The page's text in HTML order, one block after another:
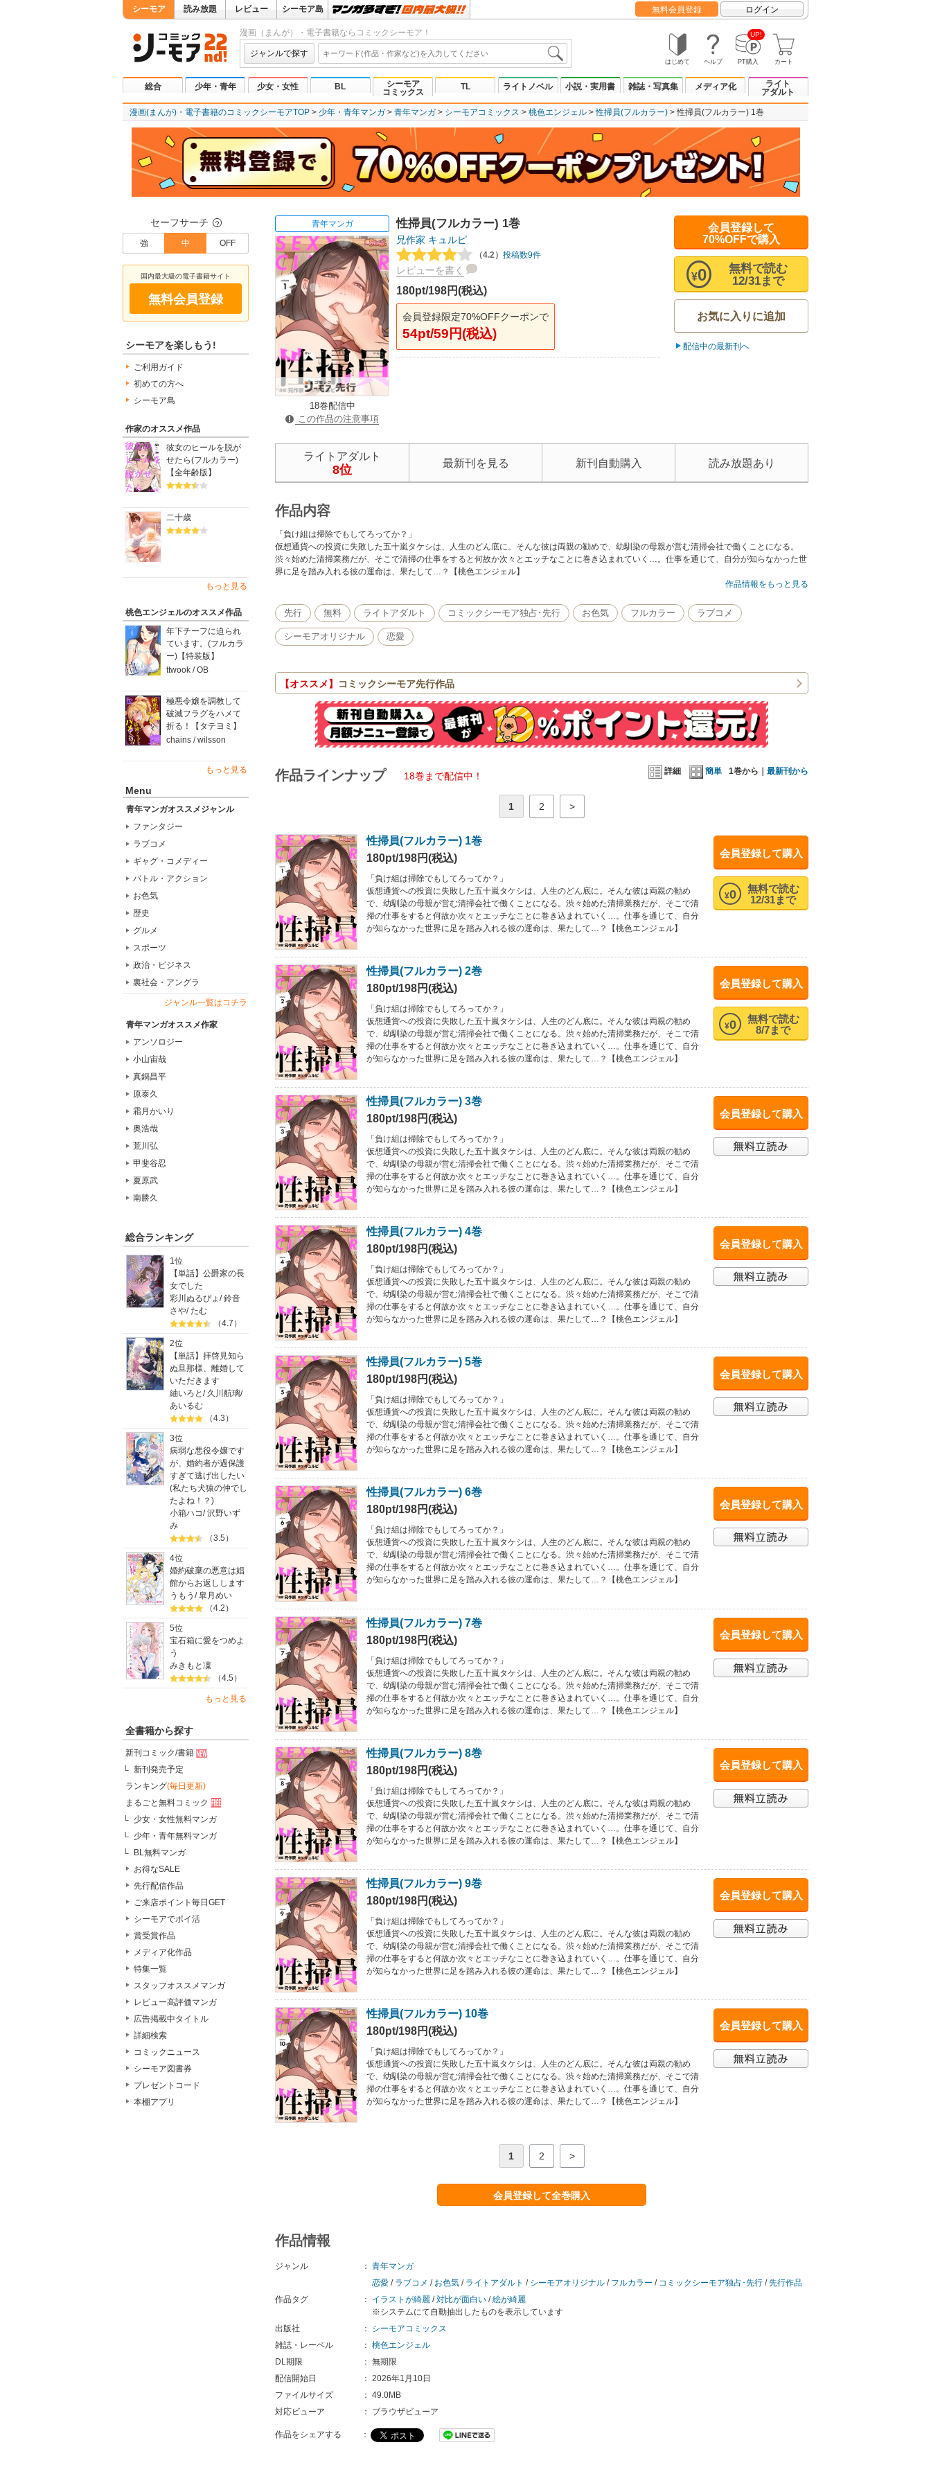
シーモア 読み放題 レビュー シーモア島 無料会員登録 ログイン
漫画（まんが）・電子書籍ならコミックシーモア！
ジャンルで探す
はじめて ヘルプ
UP!
PT購入 カート
総合 少年・青年 少女・女性 BL
シーモア
コミックス
TL ライトノベル 小説・実用書 雑誌・写真集 メディア化
ライト
アダルト
漫画(まんが)・電子書籍のコミックシーモアTOP 少年・青年マンガ 青年マンガ シーモアコミックス 桃色エンジェル 性掃員(フルカラー) 性掃員(フルカラー) 1巻
セーフサーチ ？
強 中 OFF
国内最大級の電子書籍サイト
無料会員登録
シーモアを楽しもう!
ご利用ガイド
初めての方へ
シーモア島
作家のオススメ作品
彼女のヒールを脱が
せたら(フルカラー)
【全年齢版】
二十歳
もっと見る
桃色エンジェルのオススメ作品
年下チーフに迫られ
ています。(フルカラ
ー)【特装版】
ttwook / OB
極悪令嬢を調教して
破滅フラグをハメて
折る！【タテヨミ】
chains / wilsson
もっと見る
Menu
青年マンガオススメジャンル
ファンタジー
ラブコメ
ギャグ・コメディー
バトル・アクション
お色気
歴史
グルメ
スポーツ
政治・ビジネス
裏社会・アングラ
ジャンル一覧はコチラ
青年マンガオススメ作家
アンソロジー
小山宙哉
真鍋昌平
原泰久
霜月かいり
奥浩哉
荒川弘
甲斐谷忍
夏原武
南勝久
総合ランキング
1位
【単話】公爵家の長
女でした
彩川ぬるぴょ /鈴音
さや/たむ
（4.7）
2位
【単話】拝啓見知ら
ぬ旦那様、離婚して
いただきます
紬いろと / 久川航璃/
あいるむ
（4.3）
3位
病弱な悪役令嬢です
が、婚約者が過保護
すぎて逃げ出したい
(私たち犬猿の仲でし
たよね！？)
小箱ハコ/沢野いず
み
（3.5）
4位
婚約破棄の悪意は娼
館からお返しします
うもう /皐月めい
（4.2）
5位
宝石箱に愛をつめよ
う
みきもと凜
（4.5）
もっと見る
全書籍から探す
新刊コミック/書籍
新刊発売予定
ランキング(毎日更新)
まるごと無料コミック
少女・女性無料マンガ
少年・青年無料マンガ
BL無料マンガ
お得なSALE
先行配信作品
ご来店ポイント毎日GET
シーモアでポイ活
賞受賞作品
メディア化作品
特集一覧
スタッフオススメマンガ
レビュー高評価マンガ
広告掲載中タイトル
詳細検索
コミックニュース
シーモア図書券
プレゼントコード
本棚アプリ
青年マンガ
18巻配信中
この作品の注意事項
性掃員(フルカラー) 1巻
兄作家 キュルピ
（4.2） 投稿数9件
レビューを書く
180pt/198円(税込)
会員登録限定70%OFFクーポンで
54pt/59円(税込)
会員登録して
70%OFFで購入
無料で読む
12/31まで
¥0
お気に入りに追加
配信中の最新刊へ
ライトアダルト
8位 最新刊を見る 新刊自動購入 読み放題あり
作品内容
「負け組は掃除でもしてろってか？」
仮想通貨への投資に失敗した五十嵐タケシは、人生のどん底に。そんな彼は両親の勧めで、幼馴染の母親が営む清掃会社で働くことになる。
渋々始めた清掃業務だが、そこで清掃の仕事をすると何故か次々とエッチなことに巻き込まれていく…。仕事を通じて、自分が知らなかった世
界に足を踏み入れる彼の運命は、果たして…？【桃色エンジェル】
作品情報をもっと見る
先行 無料 ライトアダルト コミックシーモア独占･先行 お色気 フルカラー ラブコメ
シーモアオリジナル 恋愛
【オススメ】 コミックシーモア先行作品
詳細 簡単 1巻から｜ 最新刊から
作品ラインナップ 18巻まで配信中！
1 2 >
会員登録して購入
無料で読む
12/31まで
¥0
性掃員(フルカラー) 1巻
180pt/198円(税込)
「負け組は掃除でもしてろってか？」
仮想通貨への投資に失敗した五十嵐タケシは、人生のどん底に。そんな彼は両親の勧め
で、幼馴染の母親が営む清掃会社で働くことになる。渋々始めた清掃業務だが、そこで清
掃の仕事をすると何故か次々とエッチなことに巻き込まれていく…。仕事を通じて、自分
が知らなかった世界に足を踏み入れる彼の運命は、果たして…？【桃色エンジェル】
会員登録して購入
無料で読む
8/7まで
¥0
性掃員(フルカラー) 2巻
180pt/198円(税込)
「負け組は掃除でもしてろってか？」
仮想通貨への投資に失敗した五十嵐タケシは、人生のどん底に。そんな彼は両親の勧め
で、幼馴染の母親が営む清掃会社で働くことになる。渋々始めた清掃業務だが、そこで清
掃の仕事をすると何故か次々とエッチなことに巻き込まれていく…。仕事を通じて、自分
が知らなかった世界に足を踏み入れる彼の運命は、果たして…？【桃色エンジェル】
会員登録して購入
性掃員(フルカラー) 3巻
180pt/198円(税込)
「負け組は掃除でもしてろってか？」
仮想通貨への投資に失敗した五十嵐タケシは、人生のどん底に。そんな彼は両親の勧め
で、幼馴染の母親が営む清掃会社で働くことになる。渋々始めた清掃業務だが、そこで清
掃の仕事をすると何故か次々とエッチなことに巻き込まれていく…。仕事を通じて、自分
が知らなかった世界に足を踏み入れる彼の運命は、果たして…？【桃色エンジェル】
会員登録して購入
性掃員(フルカラー) 4巻
180pt/198円(税込)
「負け組は掃除でもしてろってか？」
仮想通貨への投資に失敗した五十嵐タケシは、人生のどん底に。そんな彼は両親の勧め
で、幼馴染の母親が営む清掃会社で働くことになる。渋々始めた清掃業務だが、そこで清
掃の仕事をすると何故か次々とエッチなことに巻き込まれていく…。仕事を通じて、自分
が知らなかった世界に足を踏み入れる彼の運命は、果たして…？【桃色エンジェル】
会員登録して購入
性掃員(フルカラー) 5巻
180pt/198円(税込)
「負け組は掃除でもしてろってか？」
仮想通貨への投資に失敗した五十嵐タケシは、人生のどん底に。そんな彼は両親の勧め
で、幼馴染の母親が営む清掃会社で働くことになる。渋々始めた清掃業務だが、そこで清
掃の仕事をすると何故か次々とエッチなことに巻き込まれていく…。仕事を通じて、自分
が知らなかった世界に足を踏み入れる彼の運命は、果たして…？【桃色エンジェル】
会員登録して購入
性掃員(フルカラー) 6巻
180pt/198円(税込)
「負け組は掃除でもしてろってか？」
仮想通貨への投資に失敗した五十嵐タケシは、人生のどん底に。そんな彼は両親の勧め
で、幼馴染の母親が営む清掃会社で働くことになる。渋々始めた清掃業務だが、そこで清
掃の仕事をすると何故か次々とエッチなことに巻き込まれていく…。仕事を通じて、自分
が知らなかった世界に足を踏み入れる彼の運命は、果たして…？【桃色エンジェル】
会員登録して購入
性掃員(フルカラー) 7巻
180pt/198円(税込)
「負け組は掃除でもしてろってか？」
仮想通貨への投資に失敗した五十嵐タケシは、人生のどん底に。そんな彼は両親の勧め
で、幼馴染の母親が営む清掃会社で働くことになる。渋々始めた清掃業務だが、そこで清
掃の仕事をすると何故か次々とエッチなことに巻き込まれていく…。仕事を通じて、自分
が知らなかった世界に足を踏み入れる彼の運命は、果たして…？【桃色エンジェル】
会員登録して購入
性掃員(フルカラー) 8巻
180pt/198円(税込)
「負け組は掃除でもしてろってか？」
仮想通貨への投資に失敗した五十嵐タケシは、人生のどん底に。そんな彼は両親の勧め
で、幼馴染の母親が営む清掃会社で働くことになる。渋々始めた清掃業務だが、そこで清
掃の仕事をすると何故か次々とエッチなことに巻き込まれていく…。仕事を通じて、自分
が知らなかった世界に足を踏み入れる彼の運命は、果たして…？【桃色エンジェル】
会員登録して購入
性掃員(フルカラー) 9巻
180pt/198円(税込)
「負け組は掃除でもしてろってか？」
仮想通貨への投資に失敗した五十嵐タケシは、人生のどん底に。そんな彼は両親の勧め
で、幼馴染の母親が営む清掃会社で働くことになる。渋々始めた清掃業務だが、そこで清
掃の仕事をすると何故か次々とエッチなことに巻き込まれていく…。仕事を通じて、自分
が知らなかった世界に足を踏み入れる彼の運命は、果たして…？【桃色エンジェル】
会員登録して購入
性掃員(フルカラー) 10巻
180pt/198円(税込)
「負け組は掃除でもしてろってか？」
仮想通貨への投資に失敗した五十嵐タケシは、人生のどん底に。そんな彼は両親の勧め
で、幼馴染の母親が営む清掃会社で働くことになる。渋々始めた清掃業務だが、そこで清
掃の仕事をすると何故か次々とエッチなことに巻き込まれていく…。仕事を通じて、自分
が知らなかった世界に足を踏み入れる彼の運命は、果たして…？【桃色エンジェル】
1 2 >
会員登録して全巻購入
作品情報
ジャンル ： 青年マンガ
恋愛 / ラブコメ / お色気 / ライトアダルト / シーモアオリジナル / フルカラー / コミックシーモア独占･先行 /先行作品
作品タグ
： イラストが綺麗 /対比が面白い /絵が綺麗
※システムにて自動抽出したものを表示しています
出版社
：
シーモアコミックス
雑誌・レーベル
： 桃色エンジェル
DL期限
： 無期限
配信開始日
： 2026年1月10日
ファイルサイズ
： 49.0MB
対応ビューア
： ブラウザビューア
作品をシェアする ：